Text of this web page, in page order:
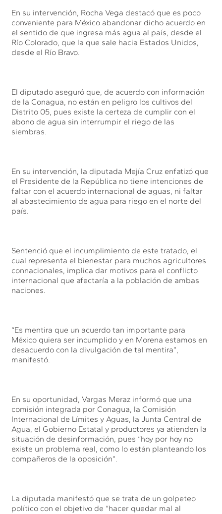
En su intervención, Rocha Vega destacó que es poco
conveniente para México abandonar dicho acuerdo en
el sentido de que ingresa más agua al país, desde el
Río Colorado, que la que sale hacia Estados Unidos,
desde el Río Bravo.
El diputado aseguró que, de acuerdo con información
de la Conagua, no están en peligro los cultivos del
Distrito 05, pues existe la certeza de cumplir con el
abono de agua sin interrumpir el riego de las
siembras.
En su intervención, la diputada Mejía Cruz enfatizó que
el Presidente de la República no tiene intenciones de
faltar con el acuerdo internacional de aguas, ni faltar
al abastecimiento de agua para riego en el norte del
país.
Sentenció que el incumplimiento de este tratado, el
cual representa el bienestar para muchos agricultores
connacionales, implica dar motivos para el conflicto
internacional que afectaría a la población de ambas
naciones.
“Es mentira que un acuerdo tan importante para
México quiera ser incumplido y en Morena estamos en
desacuerdo con la divulgación de tal mentira”,
manifestó.
En su oportunidad, Vargas Meraz informó que una
comisión integrada por Conagua, la Comisión
Internacional de Límites y Aguas, la Junta Central de
Agua, el Gobierno Estatal y productores ya atienden la
situación de desinformación, pues “hoy por hoy no
existe un problema real, como lo están planteando los
compañeros de la oposición”.
La diputada manifestó que se trata de un golpeteo
político con el objetivo de “hacer quedar mal al